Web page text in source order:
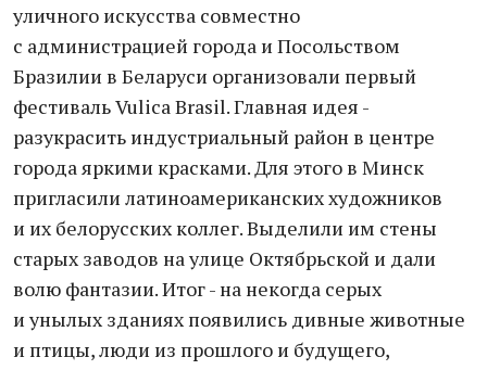
уличного искусства совместно
с администрацией города и Посольством
Бразилии в Беларуси организовали первый
фестиваль Vulica Brasil. Главная идея -
разукрасить индустриальный район в центре
города яркими красками. Для этого в Минск
пригласили латиноамериканских художников
и их белорусских коллег. Выделили им стены
старых заводов на улице Октябрьской и дали
волю фантазии. Итог - на некогда серых
и унылых зданиях появились дивные животные
и птицы, люди из прошлого и будущего,